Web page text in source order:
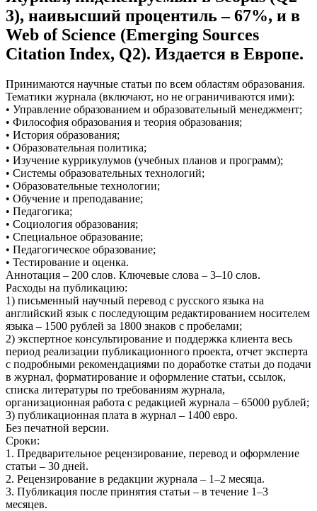
3), наивысший процентиль – 67%, и в
Web of Science (Emerging Sources
Citation Index, Q2). Издается в Европе.
Принимаются научные статьи по всем областям образования.
Тематики журнала (включают, но не ограничиваются ими):
• Управление образованием и образовательный менеджмент;
• Философия образования и теория образования;
• История образования;
• Образовательная политика;
• Изучение куррикулумов (учебных планов и программ);
• Системы образовательных технологий;
• Образовательные технологии;
• Обучение и преподавание;
• Педагогика;
• Социология образования;
• Специальное образование;
• Педагогическое образование;
• Тестирование и оценка.
Аннотация – 200 слов. Ключевые слова – 3–10 слов.
Расходы на публикацию:
1) письменный научный перевод с русского языка на
английский язык с последующим редактированием носителем
языка – 1500 рублей за 1800 знаков с пробелами;
2) экспертное консультирование и поддержка клиента весь
период реализации публикационного проекта, отчет эксперта
с подробными рекомендациями по доработке статьи до подачи
в журнал, форматирование и оформление статьи, ссылок,
списка литературы по требованиям журнала,
организационная работа с редакцией журнала – 65000 рублей;
3) публикационная плата в журнал – 1400 евро.
Без печатной версии.
Сроки:
1. Предварительное рецензирование, перевод и оформление
статьи – 30 дней.
2. Рецензирование в редакции журнала – 1–2 месяца.
3. Публикация после принятия статьи – в течение 1–3
месяцев.